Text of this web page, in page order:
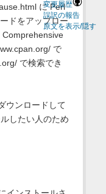
変更履歴
誤訳の報告
原文を表示/隠す
に Perl
ドをアップロー
Comprehensive
で
で検索でき
ウンロードして
したい人のため